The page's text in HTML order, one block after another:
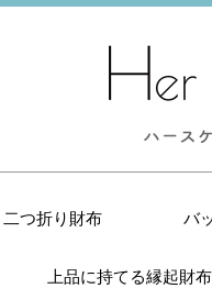
二つ折り財布 バ
上品に持てる縁起財布